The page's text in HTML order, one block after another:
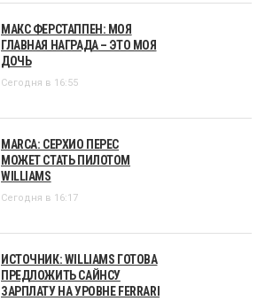
МАКС ФЕРСТАППЕН: МОЯ
ГЛАВНАЯ НАГРАДА – ЭТО МОЯ
ДОЧЬ
Сегодня в 16:55
MARCA: СЕРХИО ПЕРЕС
МОЖЕТ СТАТЬ ПИЛОТОМ
WILLIAMS
Сегодня в 16:17
ИСТОЧНИК: WILLIAMS ГОТОВА
ПРЕДЛОЖИТЬ САЙНСУ
ЗАРПЛАТУ НА УРОВНЕ FERRARI